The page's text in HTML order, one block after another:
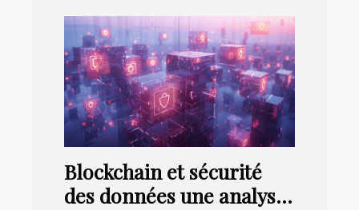
Blockchain et sécurité
des données une analyse